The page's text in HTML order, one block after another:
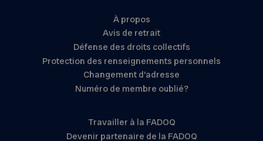
À propos
Avis de retrait
Défense des droits collectifs
Protection des renseignements personnels
Changement d’adresse
Numéro de membre oublié?
Travailler à la FADOQ
Devenir partenaire de la FADOQ